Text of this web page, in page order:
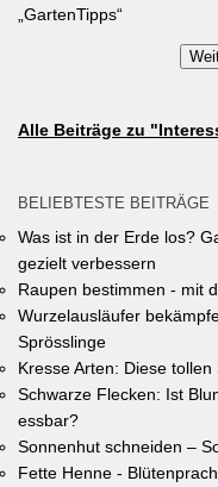
„GartenTipps“
Alle Beiträge zu
BELIEBTESTE BEITRÄGE
Was ist in der Erde los?
gezielt verbessern
Raupen bestimmen - mit
Wurzelausläufer
Sprösslinge
Kresse Arten: Diese
Schwarze Flecken: Ist
essbar?
Sonnenhut schneiden –
Fette Henne -